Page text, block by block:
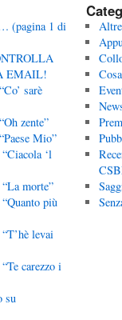
(pagina 1 di
EMAIL!
sarè
zente”
Mio”
‘l
morte”
più
levai
carezzo i
su